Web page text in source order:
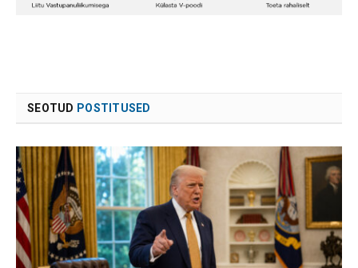
SEOTUD POSTITUSED